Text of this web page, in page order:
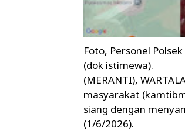
Foto, Personel
(dok istimewa).
(MERANTI),
masyarakat
siang dengan
(1/6/2026).